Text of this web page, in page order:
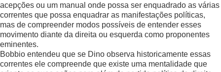
acepções ou um manual onde possa ser enquadrado as várias
correntes que possa enquadrar as manifestações políticas,
mas de compreender modos possíveis de entender esses
movimento diante da direita ou esquerda como proponentes
eminentes.
Bobbio entendeu que se Dino observa historicamente essas
correntes ele compreende que existe uma mentalidade que